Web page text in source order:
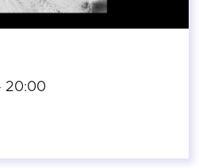
20:00